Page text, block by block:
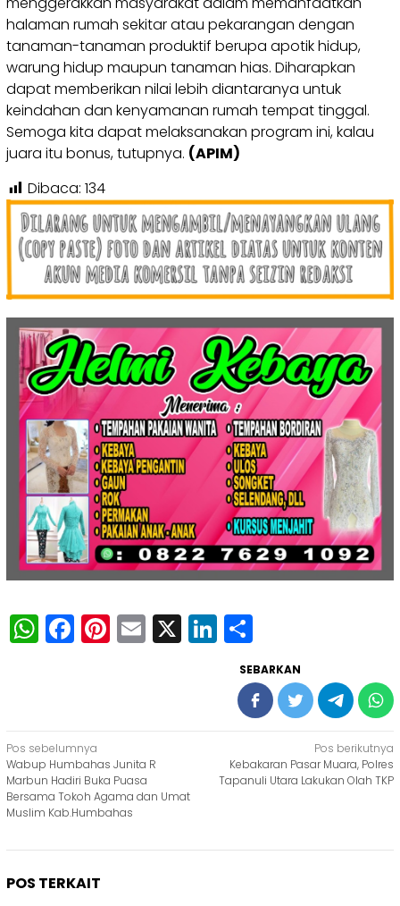
halaman rumah sekitar atau pekarangan dengan
tanaman-tanaman produktif berupa apotik hidup,
warung hidup maupun tanaman hias. Diharapkan
dapat memberikan nilai lebih diantaranya untuk
keindahan dan kenyamanan rumah tempat tinggal.
Semoga kita dapat melaksanakan program ini, kalau
juara itu bonus, tutupnya. (APIM)
Dibaca: 134
WhatsApp
Facebook
Pinterest
Email
X LinkedIn
SEBARKAN
Navigasi
pos
Pos sebelumnya
Wabup Humbahas Junita R
Marbun Hadiri Buka Puasa
Bersama Tokoh Agama dan Umat
Muslim Kab.Humbahas
Pos berikutnya
Kebakaran Pasar Muara, Polres
Tapanuli Utara Lakukan Olah TKP
POS TERKAIT